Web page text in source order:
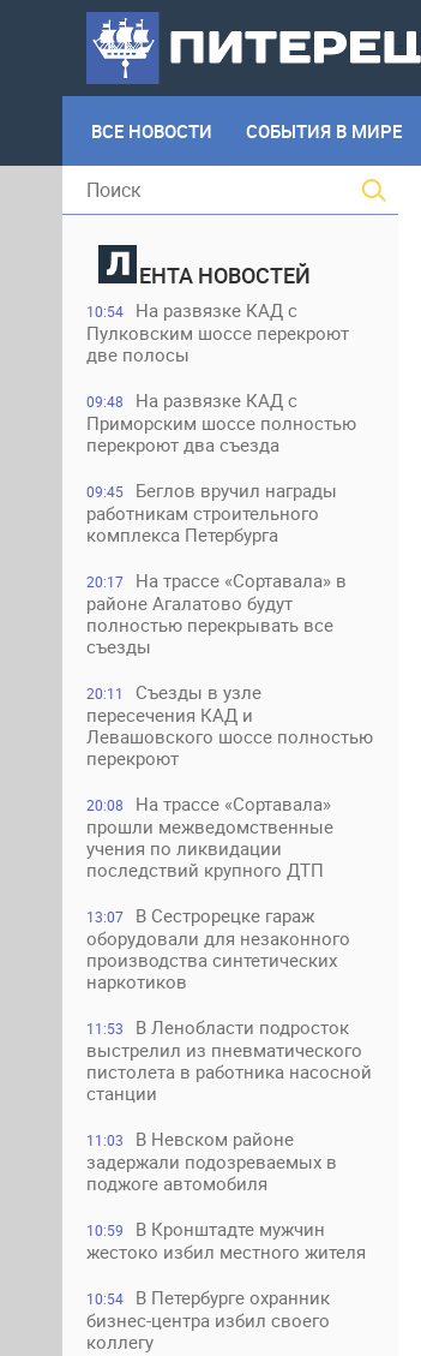
ВСЕ НОВОСТИ СОБЫТИЯ В МИРЕ
ЕНТА НОВОСТЕЙ
10:54
На развязке КАД с
Пулковским шоссе перекроют
две полосы
09:48
На развязке КАД с
Приморским шоссе полностью
перекроют два съезда
09:45
Беглов вручил награды
работникам строительного
комплекса Петербурга
20:17
На трассе «Сортавала» в
районе Агалатово будут
полностью перекрывать все
съезды
20:11
Съезды в узле
пересечения КАД и
Левашовского шоссе полностью
перекроют
20:08
На трассе «Сортавала»
прошли межведомственные
учения по ликвидации
последствий крупного ДТП
13:07
В Сестрорецке гараж
оборудовали для незаконного
производства синтетических
наркотиков
11:53
В Ленобласти подросток
выстрелил из пневматического
пистолета в работника насосной
станции
11:03
В Невском районе
задержали подозреваемых в
поджоге автомобиля
10:59
В Кронштадте мужчин
жестоко избил местного жителя
10:54
В Петербурге охранник
бизнес-центра избил своего
коллегу